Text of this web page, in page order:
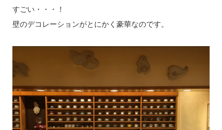
すごい・・・！
壁のデコレーションがとにかく豪華なのです。